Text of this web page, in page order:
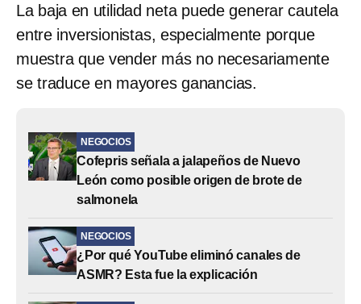
La baja en utilidad neta puede generar cautela
entre inversionistas, especialmente porque
muestra que vender más no necesariamente
se traduce en mayores ganancias.
NEGOCIOS
Cofepris señala a jalapeños de Nuevo
León como posible origen de brote de
salmonela
NEGOCIOS
¿Por qué YouTube eliminó canales de
ASMR? Esta fue la explicación